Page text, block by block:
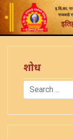
शोध
Search